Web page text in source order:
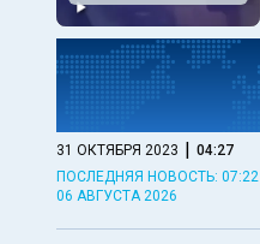
31 ОКТЯБРЯ 2023 | 04:27
ПОСЛЕДНЯЯ НОВОСТЬ: 07:22
06 АВГУСТА 2026